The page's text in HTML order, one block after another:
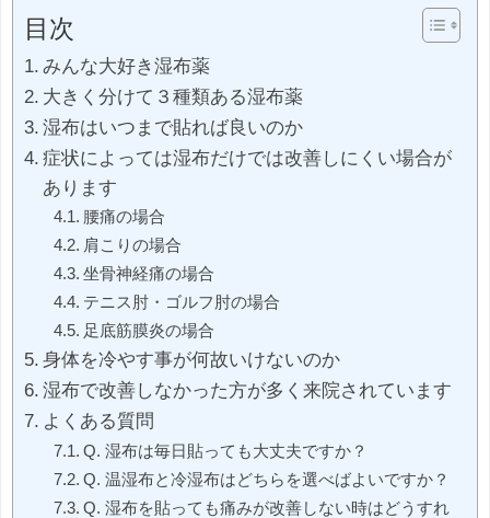
目次
みんな大好き湿布薬
大きく分けて３種類ある湿布薬
湿布はいつまで貼れば良いのか
症状によっては湿布だけでは改善しにくい場合が
あります
腰痛の場合
肩こりの場合
坐骨神経痛の場合
テニス肘・ゴルフ肘の場合
足底筋膜炎の場合
身体を冷やす事が何故いけないのか
湿布で改善しなかった方が多く来院されています
よくある質問
Q. 湿布は毎日貼っても大丈夫ですか？
Q. 温湿布と冷湿布はどちらを選べばよいですか？
Q. 湿布を貼っても痛みが改善しない時はどうすれ